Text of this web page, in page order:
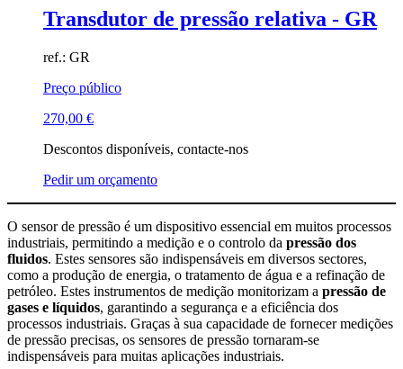
Transdutor de pressão relativa - GR
ref.: GR
Preço público
270,00 €
Descontos disponíveis, contacte-nos
Pedir um orçamento
O sensor de pressão é um dispositivo essencial em muitos processos
industriais, permitindo a medição e o controlo da pressão dos
fluidos. Estes sensores são indispensáveis em diversos sectores,
como a produção de energia, o tratamento de água e a refinação de
petróleo. Estes instrumentos de medição monitorizam a pressão de
gases e líquidos, garantindo a segurança e a eficiência dos
processos industriais. Graças à sua capacidade de fornecer medições
de pressão precisas, os sensores de pressão tornaram-se
indispensáveis para muitas aplicações industriais.